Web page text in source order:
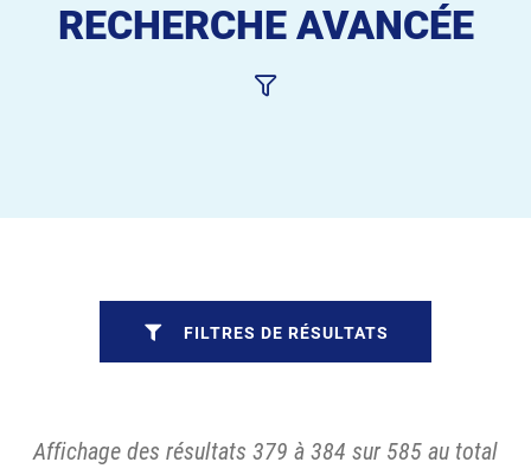
RECHERCHE AVANCÉE
Affichage des résultats 379 à 384 sur 585 au total
FILTRES DE RÉSULTATS